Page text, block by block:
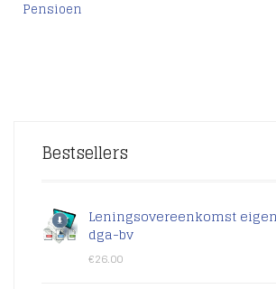
Pensioen
Bestsellers
Leningsovereenkomst
dga-bv
€26.00